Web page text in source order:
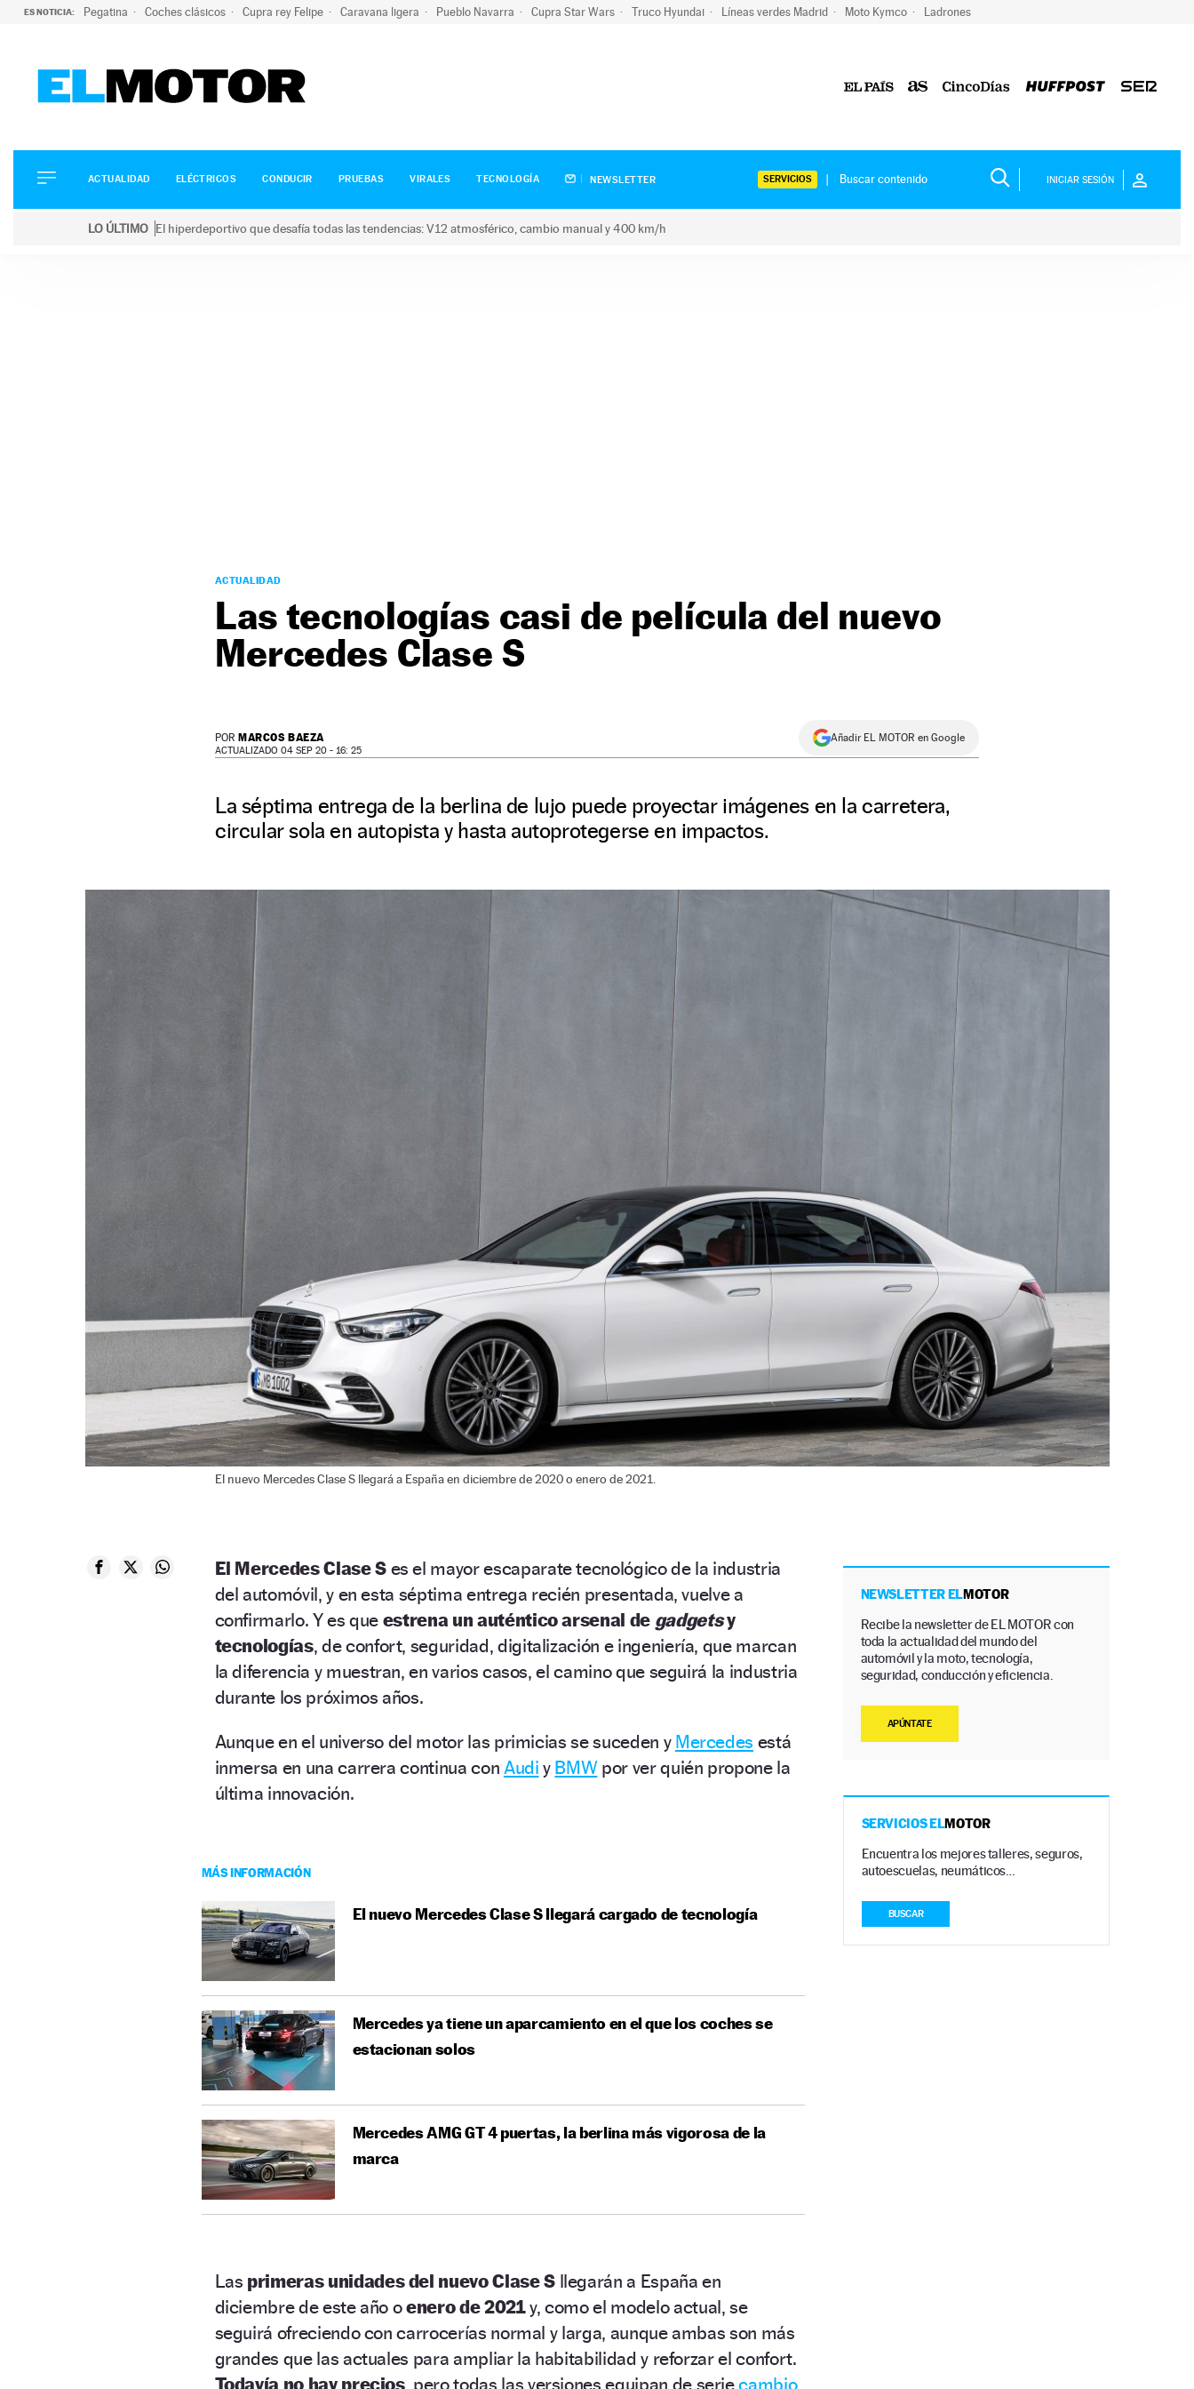
ES NOTICIA: Pegatina Coches clásicos Cupra rey Felipe Caravana ligera Pueblo Navarra Cupra Star Wars Truco Hyundai Líneas verdes Madrid Moto Kymco Ladrones
ELÉCTRICOS
CONDUCIR
ACTUALIDAD ELÉCTRICOS CONDUCIR PRUEBAS VIRALES TECNOLOGÍA NEWSLETTER SERVICIOS INICIAR SESIÓN
LO ÚLTIMO El hiperdeportivo que desafía todas las tendencias: V12 atmosférico, cambio manual y 400 km/h
ACTUALIDAD
Las tecnologías casi de película del nuevo
Mercedes Clase S
POR MARCOS BAEZA
ACTUALIZADO 04 SEP 20 - 16: 25
Añadir EL MOTOR en Google
La séptima entrega de la berlina de lujo puede proyectar imágenes en la carretera,
circular sola en autopista y hasta autoprotegerse en impactos.
El nuevo Mercedes Clase S llegará a España en diciembre de 2020 o enero de 2021.
El Mercedes Clase Ses el mayor escaparate tecnológico de la industria
del automóvil, y en esta séptima entrega recién presentada, vuelve a
confirmarlo. Y es que estrena un auténtico arsenal de gadgetsy
tecnologías, de confort, seguridad, digitalización e ingeniería, que marcan
la diferencia y muestran, en varios casos, el camino que seguirá la industria
durante los próximos años.
Aunque en el universo del motor las primicias se suceden y Mercedes está
inmersa en una carrera continua con Audi y BMWpor ver quién propone la
última innovación.
MÁS INFORMACIÓN
El nuevo Mercedes Clase S llegará cargado de tecnología
Mercedes ya tiene un aparcamiento en el que los coches se
estacionan solos
Mercedes AMG GT 4 puertas, la berlina más vigorosa de la
marca
Las primeras unidades del nuevo Clase S llegarán a España en
diciembre de este año oenero de 2021y, como el modelo actual, se
seguirá ofreciendo con carrocerías normal y larga, aunque ambas son más
grandes que las actuales para ampliar la habitabilidad y reforzar el confort.
Todavía no hay precios, pero todas las versiones equipan de seriecambio
NEWSLETTER ELMOTOR
Recibe la newsletter de EL MOTOR con
toda la actualidad del mundo del
automóvil y la moto, tecnología,
seguridad, conducción y eficiencia.
APÚNTATE
SERVICIOS ELMOTOR
Encuentra los mejores talleres, seguros,
autoescuelas, neumáticos…
BUSCAR